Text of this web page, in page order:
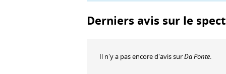
Derniers avis sur le
Il n'y a pas encore d'avis surDa Ponte.